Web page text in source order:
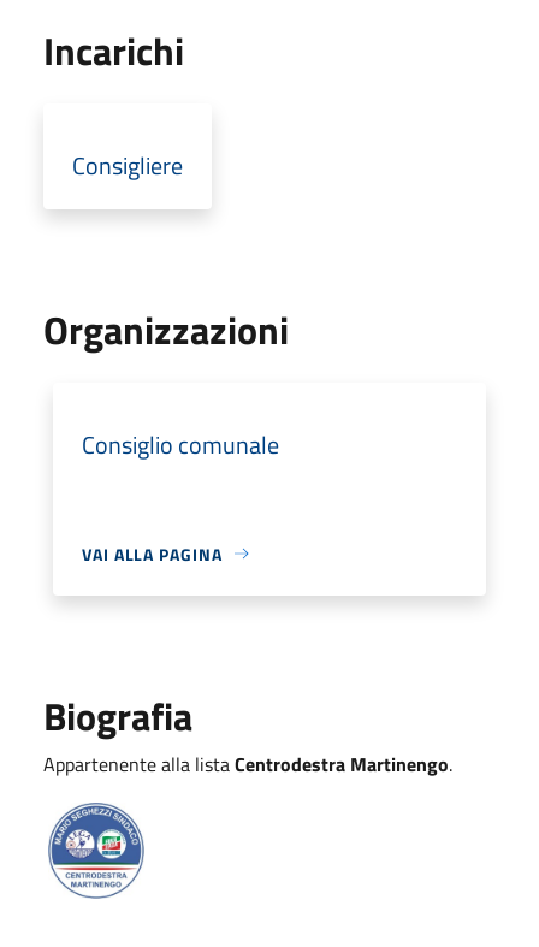
Incarichi
Consigliere
Organizzazioni
Consiglio comunale
VAI ALLA PAGINA
Biografia
Appartenente alla listaCentrodestra Martinengo.